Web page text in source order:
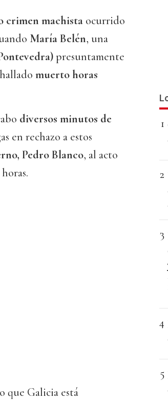
crimen machista ocurrido
María Belén, una
presuntamente
muerto horas
diversos minutos de
en rechazo a estos
Pedro Blanco, al acto
que Galicia está